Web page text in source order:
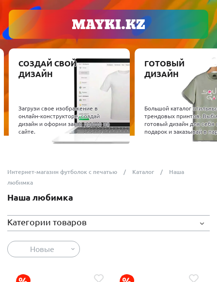
СОЗДАЙ СВОЙ
ДИЗАЙН
Загрузи свое изображение в
онлайн-конструкторе, создай
дизайн и оформи заказ прямо на
сайте.
ГОТОВЫЙ
ДИЗАЙН
Большой каталог
трендовых принтов.
готовый дизайн для себя
подарок и заказывай в
Интернет-магазин футболок с печатью Каталог
Наша
любимка
Наша любимка
Категории товаров
Новые